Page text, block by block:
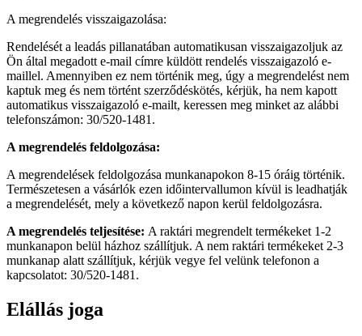
A megrendelés visszaigazolása:
Rendelését a leadás pillanatában automatikusan visszaigazoljuk az
Ön által megadott e-mail címre küldött rendelés visszaigazoló e-
maillel. Amennyiben ez nem történik meg, úgy a megrendelést nem
kaptuk meg és nem történt szerződéskötés, kérjük, ha nem kapott
automatikus visszaigazoló e-mailt, keressen meg minket az alábbi
telefonszámon: 30/520-1481.
A megrendelés feldolgozása:
A megrendelések feldolgozása munkanapokon 8-15 óráig történik.
Természetesen a vásárlók ezen időintervallumon kívül is leadhatják
a megrendelését, mely a következő napon kerül feldolgozásra.
A megrendelés teljesítése: A raktári megrendelt termékeket 1-2
munkanapon belül házhoz szállítjuk. A nem raktári termékeket 2-3
munkanap alatt szállítjuk, kérjük vegye fel velünk telefonon a
kapcsolatot: 30/520-1481.
Elállás joga